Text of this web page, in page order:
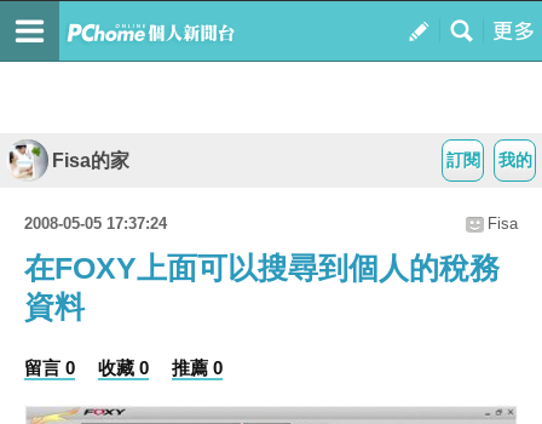
我的
訂閱
Fisa的家
2008-05-05 17:37:24 Fisa
在FOXY上面可以搜尋到個人的稅務
資料
留言 0 收藏 0 推薦 0